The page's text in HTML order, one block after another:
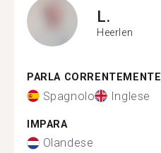
L.
Heerlen
PARLA CORRENTEMENTE
Spagnolo Inglese
IMPARA
Olandese